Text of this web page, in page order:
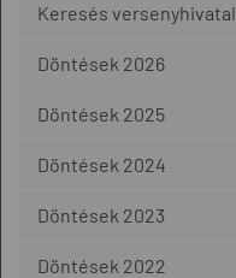
Keresés
Döntések 2026
Döntések 2025
Döntések 2024
Döntések 2023
Döntések 2022